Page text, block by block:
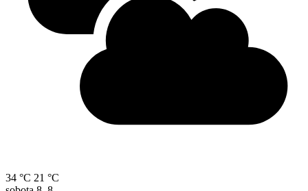
34 °C 21 °C